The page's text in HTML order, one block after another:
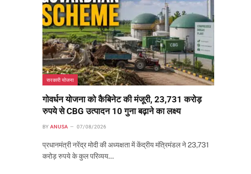
सरकारी योजना
गोवर्धन योजना को कैबिनेट की मंजूरी, 23,731 करोड़
रुपये से CBG उत्पादन 10 गुना बढ़ाने का लक्ष्य
BY ANUSA 07/08/2026
प्रधानमंत्री नरेंद्र मोदी की अध्यक्षता में केंद्रीय मंत्रिमंडल ने 23,731
करोड़ रुपये के कुल परिव्यय…